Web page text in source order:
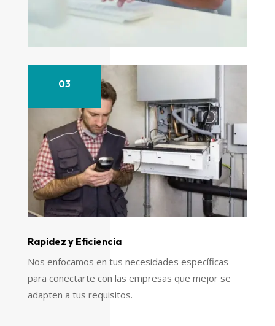
03
Rapidez y Eficiencia
Nos enfocamos en tus necesidades específicas
para conectarte con las empresas que mejor se
adapten a tus requisitos.